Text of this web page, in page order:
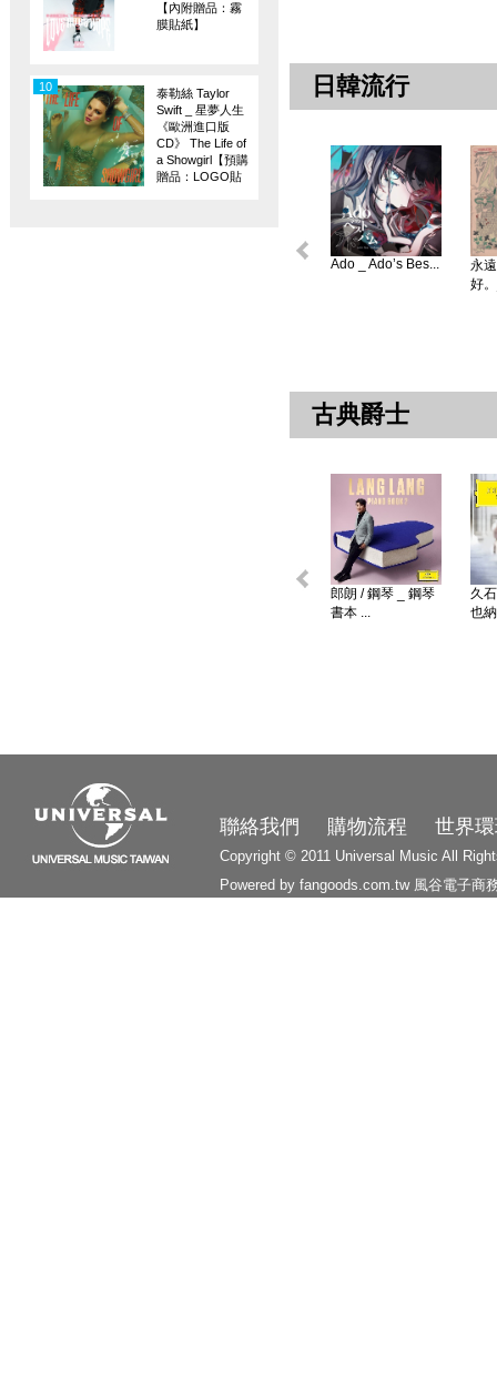
【內附贈品：霧
膜貼紙】
泰勒絲 Taylor
Swift _ 星夢人生
《歐洲進口版
CD》 The Life of
a Showgirl【預購
贈品：LOGO貼
10 日韓流行
Ado _ Ado’s Bes...
永
好
古典爵士
郎朗 / 鋼琴 _ 鋼琴
書本 ...
久
也
聯絡我們 購物流程 世界
Copyright © 2011 Universal Music All
Powered by fangoods.com.tw 風谷電子商